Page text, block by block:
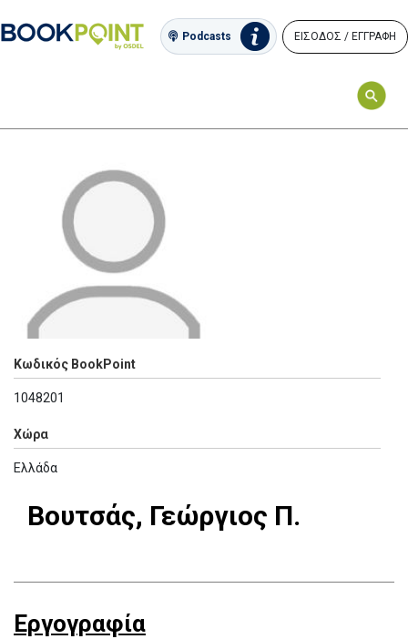
Podcasts ΕΙΣΟΔΟΣ / ΕΓΓΡΑΦΗ
Κωδικός BookPoint
1048201
Χώρα
Ελλάδα
Βουτσάς, Γεώργιος Π.
Εργογραφία